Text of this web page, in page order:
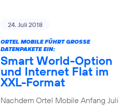
24. Juli 2018
ORTEL MOBILE FÜHRT GROSSE D
ATENPAKETE EIN:
Smart World-Option
und Internet Flat im
XXL-Format
Nachdem Ortel Mobile Anfang Juli